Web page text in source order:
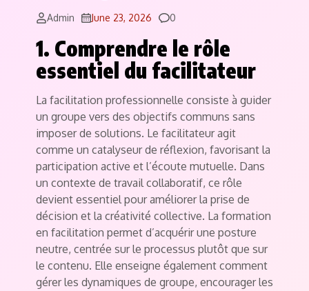
Admin June 23, 2026 Comments
0
1. Comprendre le rôle
essentiel du facilitateur
La facilitation professionnelle consiste à guider
un groupe vers des objectifs communs sans
imposer de solutions. Le facilitateur agit
comme un catalyseur de réflexion, favorisant la
participation active et l’écoute mutuelle. Dans
un contexte de travail collaboratif, ce rôle
devient essentiel pour améliorer la prise de
décision et la créativité collective. La formation
en facilitation permet d’acquérir une posture
neutre, centrée sur le processus plutôt que sur
le contenu. Elle enseigne également comment
gérer les dynamiques de groupe, encourager les